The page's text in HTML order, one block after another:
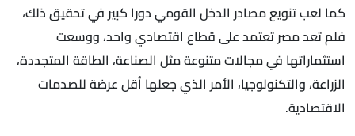
كما لعب تنويع مصادر الدخل القومي دورا كبير في تحقيق ذلك،
فلم تعد مصر تعتمد على قطاع اقتصادي واحد، ووسعت
استثماراتها في مجالات متنوعة مثل الصناعة، الطاقة المتجددة،
الزراعة، والتكنولوجيا، الأمر الذي جعلها أقل عرضة للصدمات
الاقتصادية.